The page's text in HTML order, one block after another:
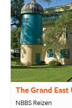
The Grand East
NBBS Reizen